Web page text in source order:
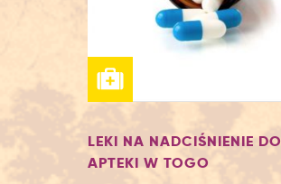
LEKI NA NADCIŚNIENIE DO
APTEKI W TOGO